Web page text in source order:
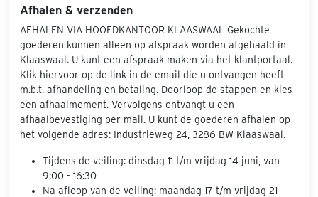
Afhalen & verzenden
AFHALEN VIA HOOFDKANTOOR KLAASWAAL Gekochte
goederen kunnen alleen op afspraak worden afgehaald in
Klaaswaal. U kunt een afspraak maken via het klantportaal.
Klik hiervoor op de link in de email die u ontvangen heeft
m.b.t. afhandeling en betaling. Doorloop de stappen en kies
een afhaalmoment. Vervolgens ontvangt u een
afhaalbevestiging per mail. U kunt de goederen afhalen op
het volgende adres: Industrieweg 24, 3286 BW Klaaswaal.
Tijdens de veiling: dinsdag 11 t/m vrijdag 14 juni, van
9:00 - 16:30
Na afloop van de veiling: maandag 17 t/m vrijdag 21